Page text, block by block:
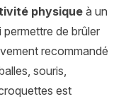
physique à un
permettre de brûler
recommandé
souris,
est